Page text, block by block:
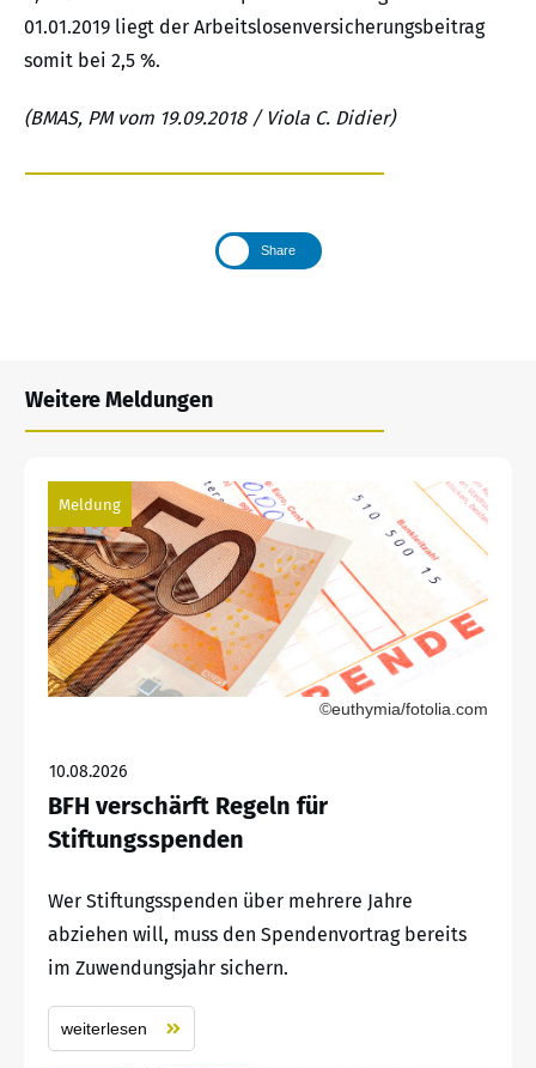
01.01.2019 liegt der Arbeitslosenversicherungsbeitrag
somit bei 2,5 %.
(BMAS, PM vom 19.09.2018 / Viola C. Didier)
Share
Weitere Meldungen
Meldung
©euthymia/fotolia.com
10.08.2026
BFH verschärft Regeln für
Stiftungsspenden
Wer Stiftungsspenden über mehrere Jahre
abziehen will, muss den Spendenvortrag bereits
im Zuwendungsjahr sichern.
weiterlesen